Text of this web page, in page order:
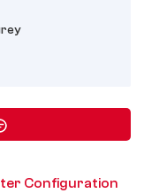
Configuration